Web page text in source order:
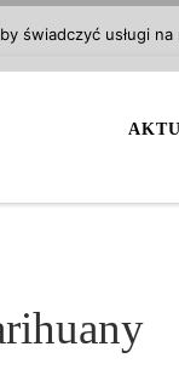
świadczyć usługi